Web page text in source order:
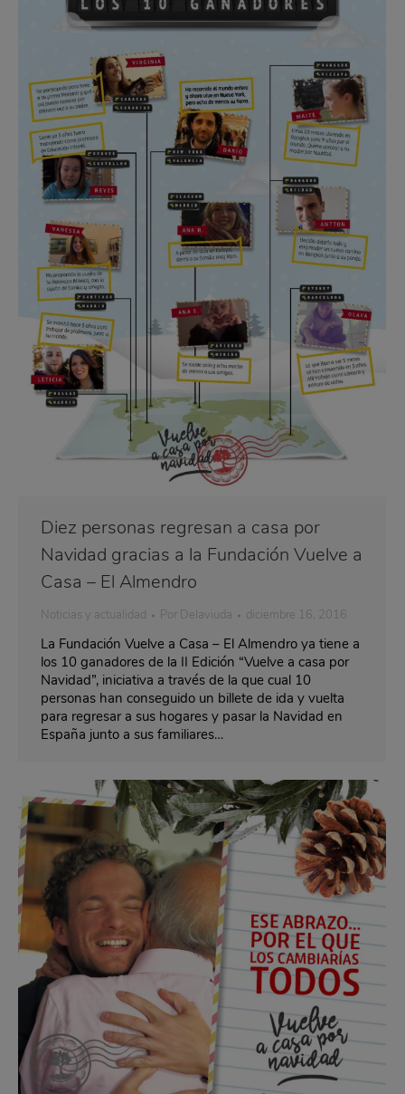
Diez personas regresan a casa por
Navidad gracias a la Fundación Vuelve a
Casa – El Almendro
Noticias y actualidad Por Delaviuda diciembre 16, 2016
La Fundación Vuelve a Casa – El Almendro ya tiene a
los 10 ganadores de la II Edición “Vuelve a casa por
Navidad”, iniciativa a través de la que cual 10
personas han conseguido un billete de ida y vuelta
para regresar a sus hogares y pasar la Navidad en
España junto a sus familiares…